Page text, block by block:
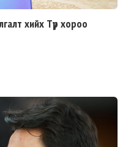
хийх Түр хороо